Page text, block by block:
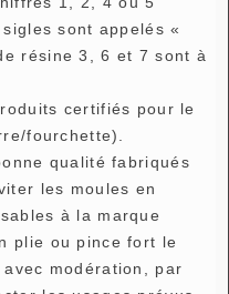
sont appelés «
résine 3, 6 et 7 sont à
certifiés pour le
fourchette).
qualité fabriqués
les moules en
à la marque
plie ou pince fort le
modération, par